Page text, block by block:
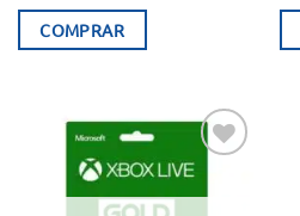
COMPRAR
Adicionar
aos meus